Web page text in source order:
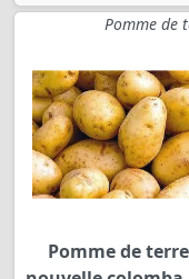
Pomme de
Pomme de terre